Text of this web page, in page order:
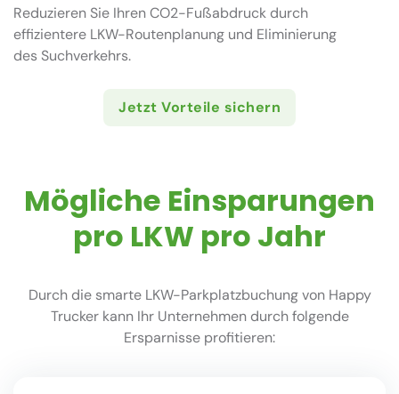
Reduzieren Sie Ihren CO2-Fußabdruck durch
effizientere LKW-Routenplanung und Eliminierung
des Suchverkehrs.
Jetzt Vorteile sichern
Mögliche Einsparungen
pro LKW pro Jahr
Durch die smarte LKW-Parkplatzbuchung von Happy
Trucker kann Ihr Unternehmen durch folgende
Ersparnisse profitieren: